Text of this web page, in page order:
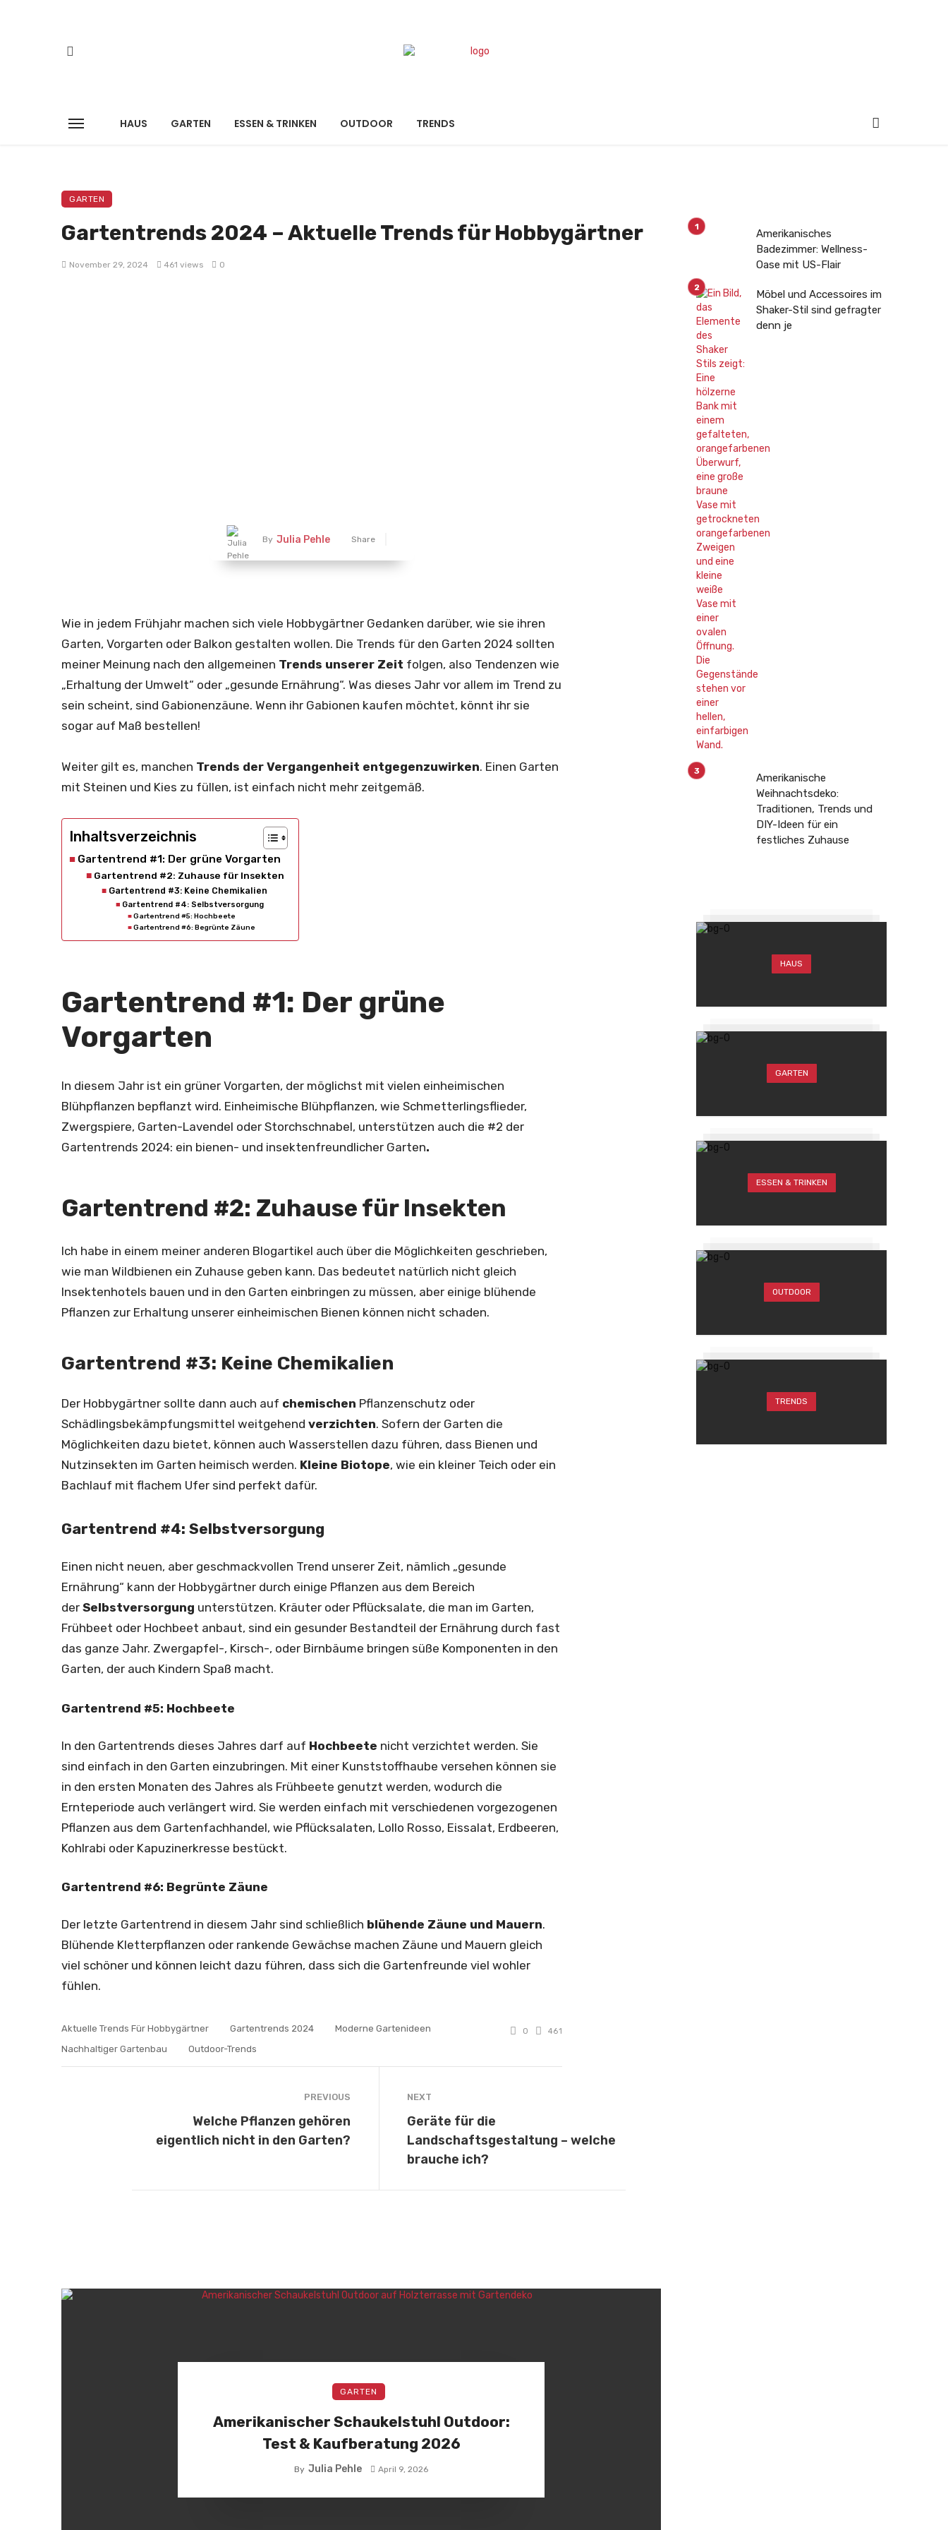
HAUS GARTEN ESSEN & TRINKEN OUTDOOR TRENDS
GARTEN
Gartentrends 2024 – Aktuelle Trends für Hobbygärtner
November 29, 2024 461 views 0
By Julia Pehle Share
Wie in jedem Frühjahr machen sich viele Hobbygärtner Gedanken darüber, wie sie ihren
Garten, Vorgarten oder Balkon gestalten wollen. Die Trends für den Garten 2024 sollten
meiner Meinung nach den allgemeinen Trends unserer Zeit folgen, also Tendenzen wie
„Erhaltung der Umwelt“ oder „gesunde Ernährung“. Was dieses Jahr vor allem im Trend zu
sein scheint, sind Gabionenzäune. Wenn ihr Gabionen kaufen möchtet, könnt ihr sie
sogar auf Maß bestellen!
Weiter gilt es, manchen Trends der Vergangenheit entgegenzuwirken. Einen Garten
mit Steinen und Kies zu füllen, ist einfach nicht mehr zeitgemäß.
Inhaltsverzeichnis
Gartentrend #1: Der grüne Vorgarten
Gartentrend #2: Zuhause für Insekten
Gartentrend #3: Keine Chemikalien
Gartentrend #4: Selbstversorgung
Gartentrend #5: Hochbeete
Gartentrend #6: Begrünte Zäune
Gartentrend #1: Der grüne
Vorgarten
In diesem Jahr ist ein grüner Vorgarten, der möglichst mit vielen einheimischen
Blühpflanzen bepflanzt wird. Einheimische Blühpflanzen, wie Schmetterlingsflieder,
Zwergspiere, Garten-Lavendel oder Storchschnabel, unterstützen auch die #2 der
Gartentrends 2024: ein bienen- und insektenfreundlicher Garten.
Gartentrend #2: Zuhause für Insekten
Ich habe in einem meiner anderen Blogartikel auch über die Möglichkeiten geschrieben,
wie man Wildbienen ein Zuhause geben kann. Das bedeutet natürlich nicht gleich
Insektenhotels bauen und in den Garten einbringen zu müssen, aber einige blühende
Pflanzen zur Erhaltung unserer einheimischen Bienen können nicht schaden.
Gartentrend #3: Keine Chemikalien
Der Hobbygärtner sollte dann auch auf chemischen Pflanzenschutz oder
Schädlingsbekämpfungsmittel weitgehend verzichten. Sofern der Garten die
Möglichkeiten dazu bietet, können auch Wasserstellen dazu führen, dass Bienen und
Nutzinsekten im Garten heimisch werden. Kleine Biotope, wie ein kleiner Teich oder ein
Bachlauf mit flachem Ufer sind perfekt dafür.
Gartentrend #4: Selbstversorgung
Einen nicht neuen, aber geschmackvollen Trend unserer Zeit, nämlich „gesunde
Ernährung“ kann der Hobbygärtner durch einige Pflanzen aus dem Bereich
der Selbstversorgung unterstützen. Kräuter oder Pflücksalate, die man im Garten,
Frühbeet oder Hochbeet anbaut, sind ein gesunder Bestandteil der Ernährung durch fast
das ganze Jahr. Zwergapfel-, Kirsch-, oder Birnbäume bringen süße Komponenten in den
Garten, der auch Kindern Spaß macht.
Gartentrend #5: Hochbeete
In den Gartentrends dieses Jahres darf auf Hochbeete nicht verzichtet werden. Sie
sind einfach in den Garten einzubringen. Mit einer Kunststoffhaube versehen können sie
in den ersten Monaten des Jahres als Frühbeete genutzt werden, wodurch die
Ernteperiode auch verlängert wird. Sie werden einfach mit verschiedenen vorgezogenen
Pflanzen aus dem Gartenfachhandel, wie Pflücksalaten, Lollo Rosso, Eissalat, Erdbeeren,
Kohlrabi oder Kapuzinerkresse bestückt.
Gartentrend #6: Begrünte Zäune
Der letzte Gartentrend in diesem Jahr sind schließlich blühende Zäune und Mauern.
Blühende Kletterpflanzen oder rankende Gewächse machen Zäune und Mauern gleich
viel schöner und können leicht dazu führen, dass sich die Gartenfreunde viel wohler
fühlen.
Aktuelle Trends Für Hobbygärtner Gartentrends 2024
Moderne Gartenideen
Nachhaltiger Gartenbau
Outdoor-Trends
0 461
PREVIOUS
Welche Pflanzen gehören
eigentlich nicht in den Garten?
NEXT
Geräte für die
Landschaftsgestaltung – welche
brauche ich?
GARTEN
Amerikanischer Schaukelstuhl Outdoor:
Test & Kaufberatung 2026
By Julia Pehle April 9, 2026
Amerikanisches
Badezimmer: Wellness-
Oase mit US-Flair
Möbel und Accessoires im
Shaker-Stil sind gefragter
denn je
Amerikanische
Weihnachtsdeko:
Traditionen, Trends und
DIY-Ideen für ein
festliches Zuhause
HAUS
GARTEN
ESSEN & TRINKEN
OUTDOOR
TRENDS